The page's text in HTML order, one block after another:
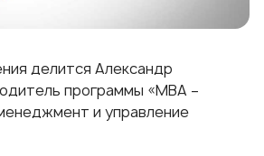
делится Александр
программы «МВА –
и управление